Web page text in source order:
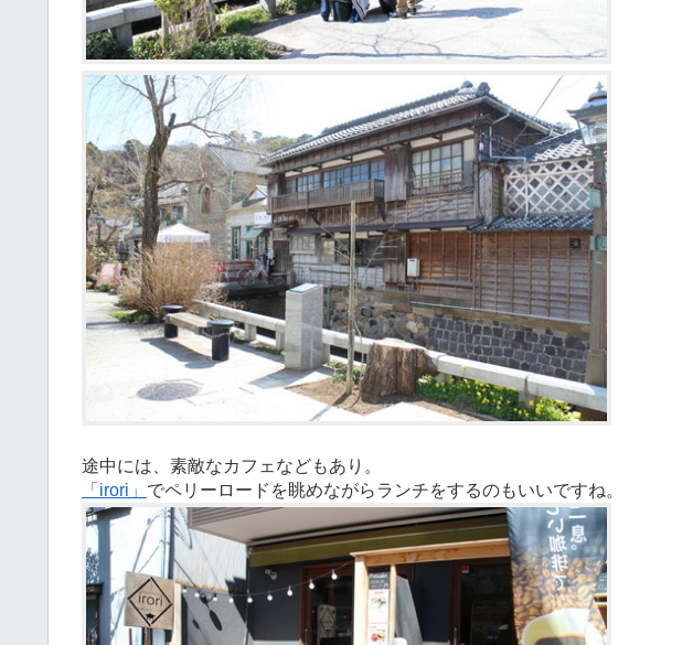
途中には、素敵なカフェなどもあり。
「irori」 でペリーロードを眺めながらランチをするのもいいですね。